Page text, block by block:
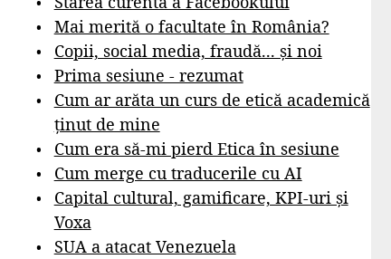
Mai merită o facultate în România?
Copii, social media, fraudă... și noi
Prima sesiune - rezumat
Cum ar arăta un curs de etică academică
ținut de mine
Cum era să-mi pierd Etica în sesiune
Cum merge cu traducerile cu AI
Capital cultural, gamificare, KPI-uri și
Voxa
SUA a atacat Venezuela